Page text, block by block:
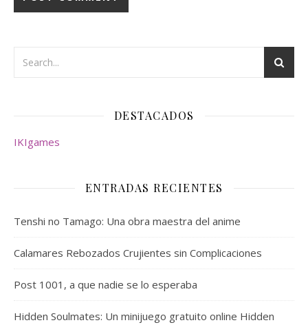
DESTACADOS
IKIgames
ENTRADAS RECIENTES
Tenshi no Tamago: Una obra maestra del anime
Calamares Rebozados Crujientes sin Complicaciones
Post 1001, a que nadie se lo esperaba
Hidden Soulmates: Un minijuego gratuito online Hidden